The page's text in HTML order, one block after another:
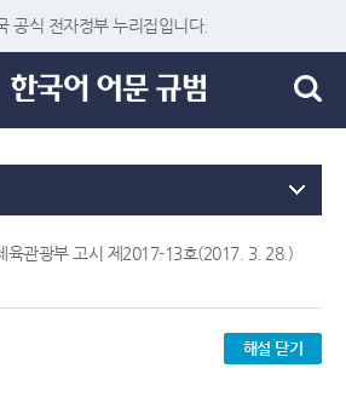
공식 전자정부 누리집입니다.
육관광부 고시 제2017-13호(2017. 3. 28.)
해설 닫기